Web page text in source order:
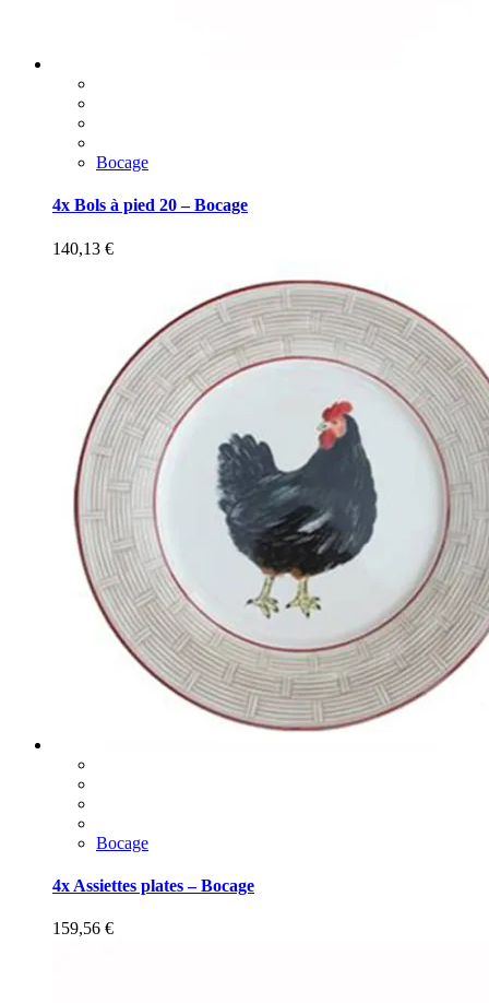
Bocage
4x Bols à pied 20 – Bocage
140,13 €
Bocage
4x Assiettes plates – Bocage
159,56 €